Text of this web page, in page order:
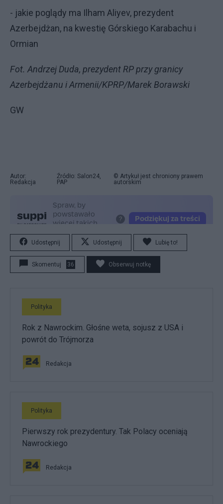
- jakie poglądy ma Ilham Aliyev, prezydent
Azerbejdżan, na kwestię Górskiego Karabachu i
Ormian
Fot. Andrzej Duda, prezydent RP przy granicy
Azerbejdżanu i Armenii/KPRP/Marek Borawski
GW
Autor:
Redakcja
Źródło: Salon24,
PAP
© Artykuł jest chroniony prawem
autorskim
Udostępnij Udostępnij Lubię to!
Skomentuj 36 Obserwuj notkę
Polityka
Rok z Nawrockim. Głośne weta, sojusz z USA i
powrót do Trójmorza
Redakcja
Polityka
Pierwszy rok prezydentury. Tak Polacy oceniają
Nawrockiego
Redakcja